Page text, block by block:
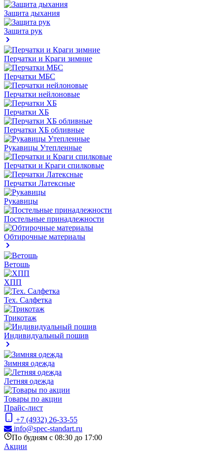
Защита дыхания
Защита рук
Перчатки и Краги зимние
Перчатки МБС
Перчатки нейлоновые
Перчатки ХБ
Перчатки ХБ обливные
Рукавицы Утепленные
Перчатки и Краги спилковые
Перчатки Латексные
Рукавицы
Постельные принадлежности
Обтирочные материалы
Ветошь
ХПП
Тех. Салфетка
Трикотаж
Индивидуальный пошив
Зимняя одежда
Летняя одежда
Товары по акции
Прайс-лист
+7 (4932) 26-33-55
info@spec-standart.ru
По будням с 08:30 до 17:00
Акции